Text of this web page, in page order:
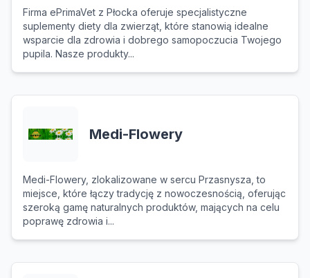
Firma ePrimaVet z Płocka oferuje specjalistyczne
suplementy diety dla zwierząt, które stanowią idealne
wsparcie dla zdrowia i dobrego samopoczucia Twojego
pupila. Nasze produkty...
Medi-Flowery
Medi-Flowery, zlokalizowane w sercu Przasnysza, to
miejsce, które łączy tradycję z nowoczesnością, oferując
szeroką gamę naturalnych produktów, mających na celu
poprawę zdrowia i...